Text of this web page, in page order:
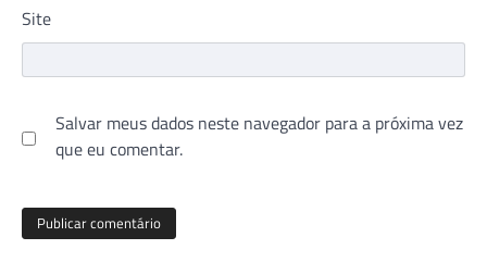
Site
Salvar meus dados neste navegador para a próxima vez
que eu comentar.